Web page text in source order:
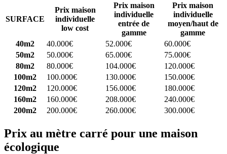
SURFACE
Prix maison
individuelle
low cost
Prix maison
individuelle
entrée de
gamme
Prix maison
individuelle
moyen/haut de
gamme
40m2
40.000€ 52.000€
60.000€
50m2
50.000€ 65.000€
75.000€
80m2
80.000€ 104.000€
120.000€
100m2
100.000€ 130.000€
150.000€
120m2
120.000€ 156.000€
180.000€
160m2
160.000€ 208.000€
240.000€
200m2
200.000€ 260.000€ 300.000€
Prix au mètre carré pour une maison
écologique